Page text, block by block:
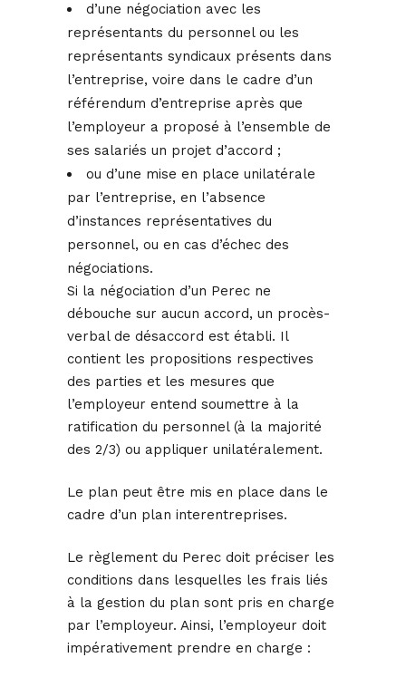
d’une négociation avec les
représentants du personnel ou les
représentants syndicaux présents dans
l’entreprise, voire dans le cadre d’un
référendum d’entreprise après que
l’employeur a proposé à l’ensemble de
ses salariés un projet d’accord ;
ou d’une mise en place unilatérale
par l’entreprise, en l’absence
d’instances représentatives du
personnel, ou en cas d’échec des
négociations.
Si la négociation d’un Perec ne
débouche sur aucun accord, un procès-
verbal de désaccord est établi. Il
contient les propositions respectives
des parties et les mesures que
l’employeur entend soumettre à la
ratification du personnel (à la majorité
des 2/3) ou appliquer unilatéralement.
Le plan peut être mis en place dans le
cadre d’un plan interentreprises.
Le règlement du Perec doit préciser les
conditions dans lesquelles les frais liés
à la gestion du plan sont pris en charge
par l’employeur. Ainsi, l’employeur doit
impérativement prendre en charge :